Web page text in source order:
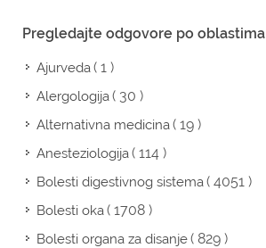
Pregledajte odgovore po oblastima
Ajurveda( 1 )
Alergologija( 30 )
Alternativna medicina( 19 )
Anesteziologija( 114 )
Bolesti digestivnog sistema( 4051 )
Bolesti oka( 1708 )
Bolesti organa za disanje( 829 )